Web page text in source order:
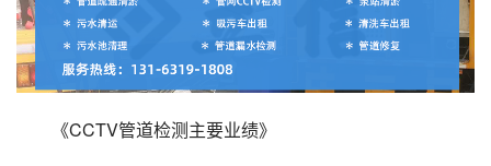
《CCTV管道检测主要业绩》